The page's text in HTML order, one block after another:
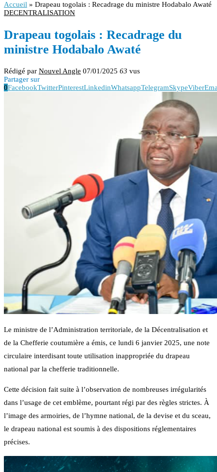
Accueil » Drapeau togolais : Recadrage du ministre Hodabalo Awaté
DECENTRALISATION
Drapeau togolais : Recadrage du
ministre Hodabalo Awaté
Rédigé par Nouvel Angle 07/01/2025 63 vus
Partager sur
0FacebookTwitterPinterestLinkedinWhatsappTelegramSkypeViber
Le ministre de l’Administration territoriale, de la Décentralisation et
de la Chefferie coutumière a émis, ce lundi 6 janvier 2025, une note
circulaire interdisant toute utilisation inappropriée du drapeau
national par la chefferie traditionnelle.
Cette décision fait suite à l’observation de nombreuses irrégularités
dans l’usage de cet emblème, pourtant régi par des règles strictes. À
l’image des armoiries, de l’hymne national, de la devise et du sceau,
le drapeau national est soumis à des dispositions réglementaires
précises.